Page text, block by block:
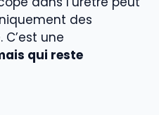
des
une
qui reste